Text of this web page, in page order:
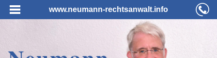
www.neumann-rechtsanwalt.info